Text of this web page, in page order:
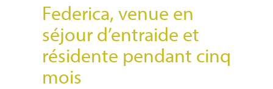
Federica, venue en
séjour d’entraide et
résidente pendant cinq
mois